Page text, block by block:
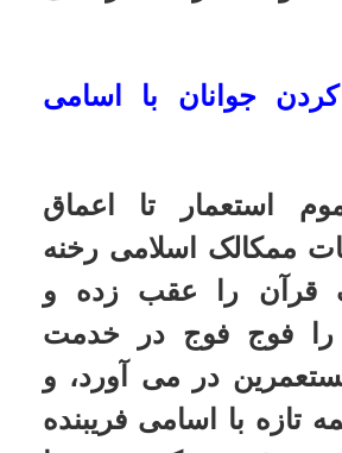
3) جوانان و بیداری ملت
خواب مرگبار برانگیزانید؛ و با فاش
کردن خیانت ها و جنایت های
استعمارگران و پیروان بی فرهنگ آنها
غفلت زده ها را آگاه نمایید و از اختلاف
کلمه و تفرقه و هواهای نفسانی که
راس همه فسادهاست احتراز کنید و به
خداوند تبارک و تعالی روی نیاز آورید
که شما را در این راه هدایت فرماید...
4) قدرت ایمان جوانان